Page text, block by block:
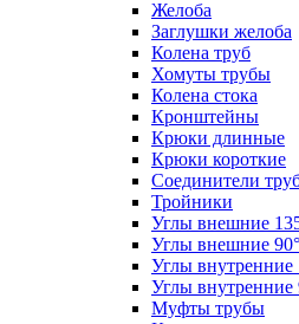
Желоба
Заглушки желоба
Колена труб
Хомуты трубы
Колена стока
Кронштейны
Крюки длинные
Крюки короткие
Соединители
Тройники
Углы внешние
Углы внешние 90°
Углы внутренние
Углы внутренние
Муфты трубы